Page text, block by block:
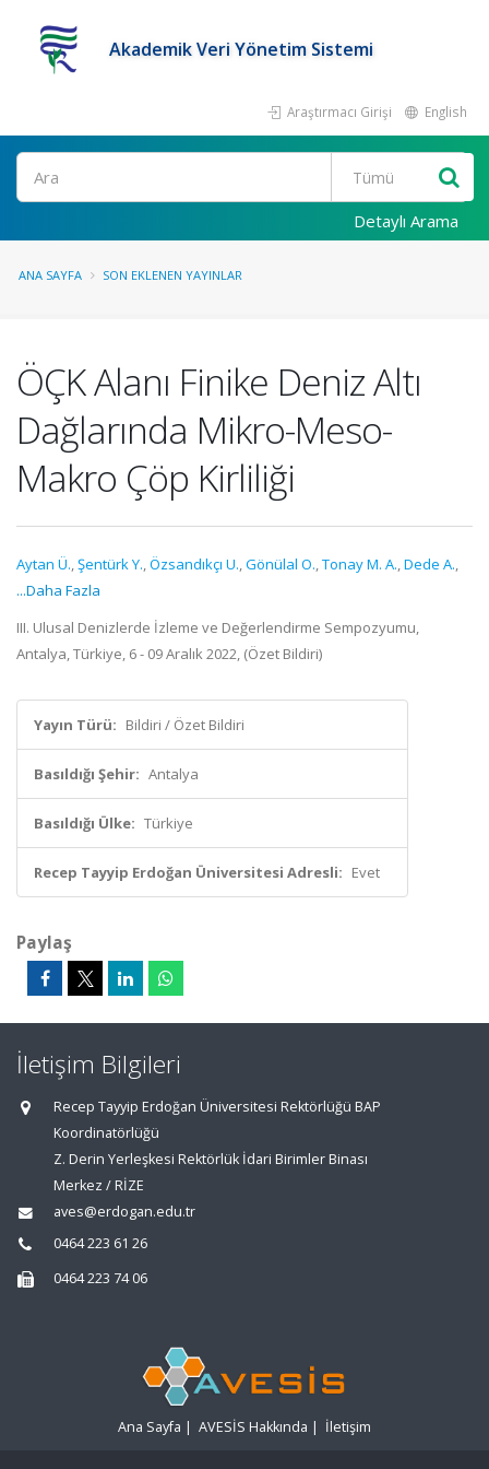
Akademik Veri Yönetim Sistemi
Araştırmacı Girişi English
Ara
Detaylı Arama
ANA SAYFA SON EKLENEN YAYINLAR
ÖÇK Alanı Finike Deniz Altı
Dağlarında Mikro-Meso-
Makro Çöp Kirliliği
Aytan Ü.,Şentürk Y.,Özsandıkçı U.,Gönülal O.,Tonay M. A.,Dede A.,
...Daha Fazla
III. Ulusal Denizlerde İzleme ve Değerlendirme Sempozyumu,
Antalya, Türkiye, 6 - 09 Aralık 2022, (Özet Bildiri)
Yayın Türü: Bildiri / Özet Bildiri
Basıldığı Şehir: Antalya
Basıldığı Ülke: Türkiye
Recep Tayyip Erdoğan Üniversitesi Adresli: Evet
Paylaş
İletişim Bilgileri
Recep Tayyip Erdoğan Üniversitesi Rektörlüğü BAP
Koordinatörlüğü
Z. Derin Yerleşkesi Rektörlük İdari Birimler Binası
Merkez / RİZE
aves@erdogan.edu.tr
0464 223 61 26
0464 223 74 06
Ana Sayfa | AVESİS Hakkında | İletişim